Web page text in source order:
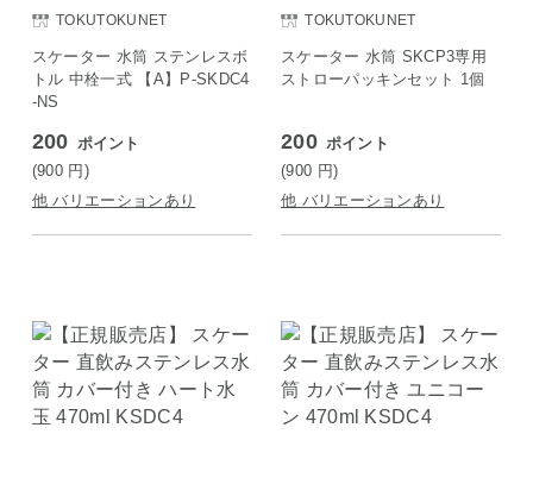
TOKUTOKUNET
スケーター 水筒 ステンレスボ
トル 中栓一式 【A】P-SKDC4
-NS
200 ポイント
(900 円 )
他 バリエーションあり
TOKUTOKUNET
スケーター 水筒 SKCP3専用
ストローパッキンセット 1個
200 ポイント
(900 円)
他 バリエーションあり